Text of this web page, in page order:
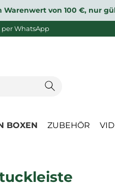
Warenwert von 100 €, nur
WhatsApp
BOXEN ZUBEHÖR